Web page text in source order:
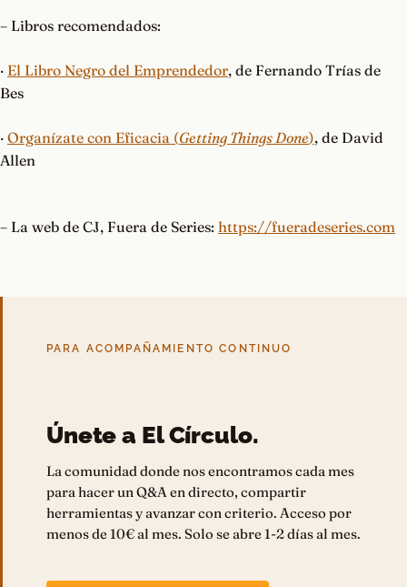
– Libros recomendados:
· El Libro Negro del Emprendedor, de Fernando Trías de
Bes
· Organízate con Eficacia (Getting Things Done), de David
Allen
– La web de CJ, Fuera de Series: https://fueradeseries.com
PARA ACOMPAÑAMIENTO CONTINUO
Únete a El Círculo.
La comunidad donde nos encontramos cada mes
para hacer un Q&A en directo, compartir
herramientas y avanzar con criterio. Acceso por
menos de 10€ al mes. Solo se abre 1-2 días al mes.